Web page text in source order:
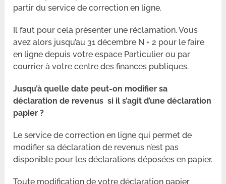
partir du service de correction en ligne.
Il faut pour cela présenter une réclamation. Vous
avez alors jusqu’au 31 décembre N + 2 pour le faire
en ligne depuis votre espace Particulier ou par
courrier à votre centre des finances publiques.
Jusqu’à quelle date peut-on modifier sa
déclaration de revenus si il s’agit d’une déclaration
papier ?
Le service de correction en ligne qui permet de
modifier sa déclaration de revenus n’est pas
disponible pour les déclarations déposées en papier.
Toute modification de votre déclaration papier